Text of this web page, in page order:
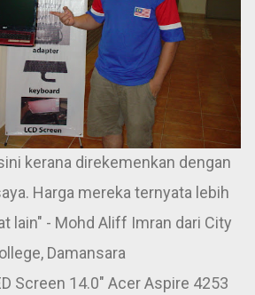
kerana direkemenkan dengan
Harga mereka ternyata lebih
lain" - Mohd Aliff Imran dari City
Damansara
Screen 14.0" Acer Aspire 4253